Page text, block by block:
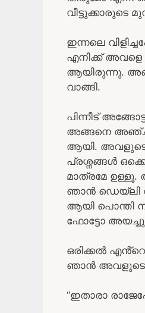
വീട്ടുക്കാരുടെ
ഇന്നലെ
എനിക്ക്
ആയിരുന്നു.
വാങ്ങി.
പിന്നീട്
അങ്ങനെ അഞ്ചു
ആയി. അവളുടെ
പ്രശ്നങ്ങൾ
മാത്രമേ ഉള്ളൂ.
ഞാൻ ഡെയ്‌ലി
ആയി പൊന്തി
ഫോട്ടോ അയച്ചു
ഒരിക്കൽ
ഞാൻ അവളുടെ
“ഇതാരാ